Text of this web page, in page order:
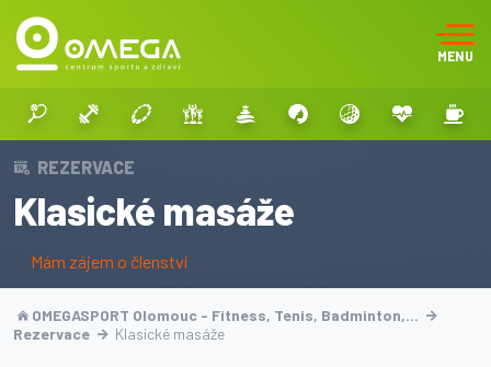
MENU
REZERVACE
Klasické masáže
Mám zájem o členství
OMEGASPORT Olomouc - Fitness, Tenis, Badminton,…
Rezervace
Klasické masáže